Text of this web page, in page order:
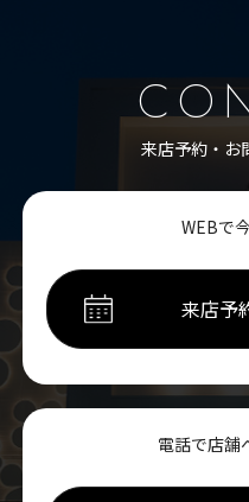
来店予約・お
WEBで
来店予
電話で店舗